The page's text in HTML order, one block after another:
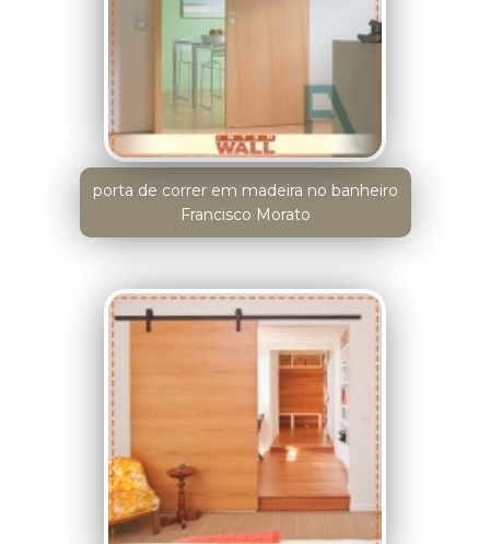
porta de correr em madeira no banheiro
Francisco Morato